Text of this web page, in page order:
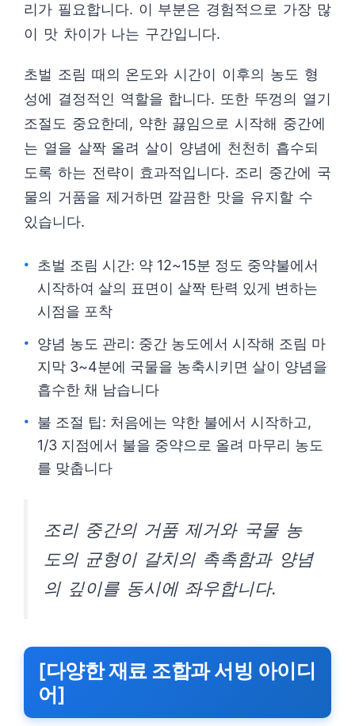
리가 필요합니다. 이 부분은 경험적으로 가장 많
이 맛 차이가 나는 구간입니다.
초벌 조림 때의 온도와 시간이 이후의 농도 형
성에 결정적인 역할을 합니다. 또한 뚜껑의 열기
조절도 중요한데, 약한 끓임으로 시작해 중간에
는 열을 살짝 올려 살이 양념에 천천히 흡수되
도록 하는 전략이 효과적입니다. 조리 중간에 국
물의 거품을 제거하면 깔끔한 맛을 유지할 수
있습니다.
초벌 조림 시간: 약 12~15분 정도 중약불에서
시작하여 살의 표면이 살짝 탄력 있게 변하는
시점을 포착
양념 농도 관리: 중간 농도에서 시작해 조림 마
지막 3~4분에 국물을 농축시키면 살이 양념을
흡수한 채 남습니다
불 조절 팁: 처음에는 약한 불에서 시작하고,
1/3 지점에서 불을 중약으로 올려 마무리 농도
를 맞춥니다
조리 중간의 거품 제거와 국물 농
도의 균형이 갈치의 촉촉함과 양념
의 깊이를 동시에 좌우합니다.
[다양한 재료 조합과 서빙 아이디
어]